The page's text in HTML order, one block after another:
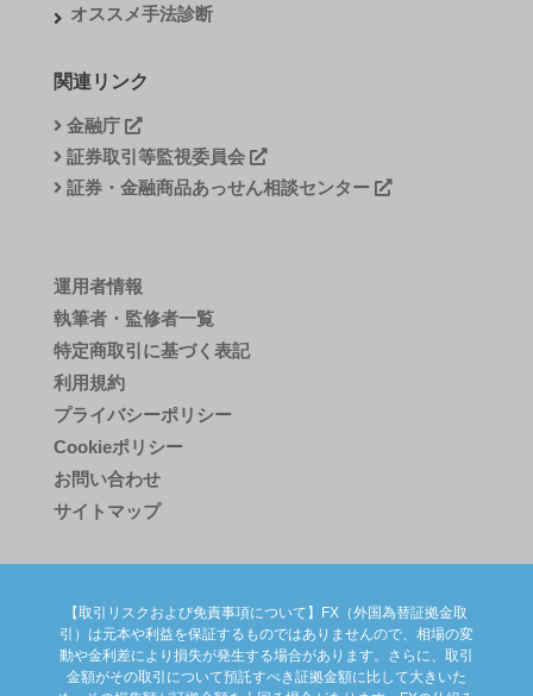
オススメ手法診断
関連リンク
金融庁
証券取引等監視委員会
証券・金融商品あっせん相談センター
運用者情報
執筆者・監修者一覧
特定商取引に基づく表記
利用規約
プライバシーポリシー
Cookieポリシー
お問い合わせ
サイトマップ
【取引リスクおよび免責事項について】FX（外国為替証拠金取
引）は元本や利益を保証するものではありませんので、相場の変
動や金利差により損失が発生する場合があります。さらに、取引
金額がその取引について預託すべき証拠金額に比して大きいた